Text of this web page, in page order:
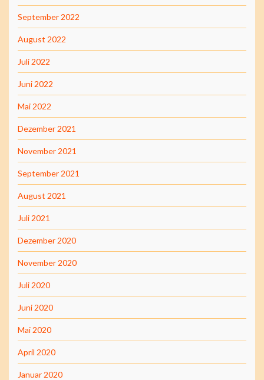
September 2022
August 2022
Juli 2022
Juni 2022
Mai 2022
Dezember 2021
November 2021
September 2021
August 2021
Juli 2021
Dezember 2020
November 2020
Juli 2020
Juni 2020
Mai 2020
April 2020
Januar 2020